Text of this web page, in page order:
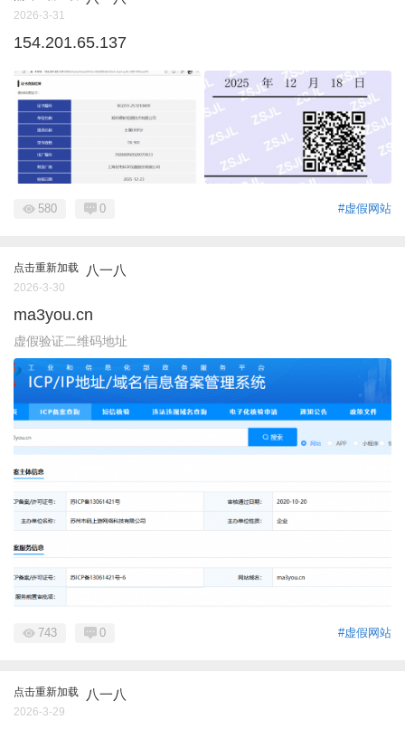
2026-3-31
154.201.65.137
#虚假网站
580 0
点击重新加载 八一八
2026-3-30
ma3you.cn
虚假验证二维码地址
#虚假网站
743 0
点击重新加载 八一八
2026-3-29